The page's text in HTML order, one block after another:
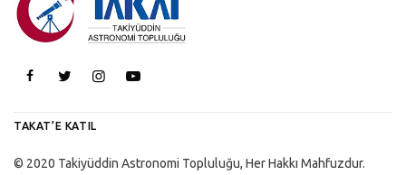
TAKAT’E KATIL
© 2020 Takiyüddin Astronomi Topluluğu, Her Hakkı Mahfuzdur.